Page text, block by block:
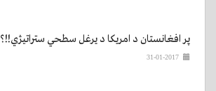
پر افغانستان د امریکا د یرغل سطحي ستراتیژي!!؟
31-01-2017